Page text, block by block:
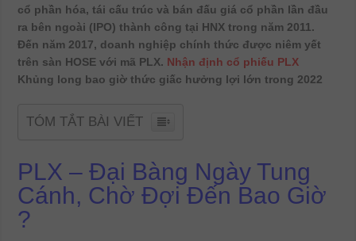
hưởng
lớn
2022
cổ phần hóa, tái cấu trúc và bán đấu giá cổ phần lần đầu
ra bên ngoài (IPO) thành công tại HNX trong năm 2011.
Đến năm 2017, doanh nghiệp chính thức được niêm yết
trên sàn HOSE với mã PLX. Nhận định cổ phiếu PLX
Khủng long bao giờ thức giấc hưởng lợi lớn trong 2022
TÓM TẮT BÀI VIẾT
PLX – Đại Bàng Ngày Tung
Cánh, Chờ Đợi Đến Bao Giờ
?